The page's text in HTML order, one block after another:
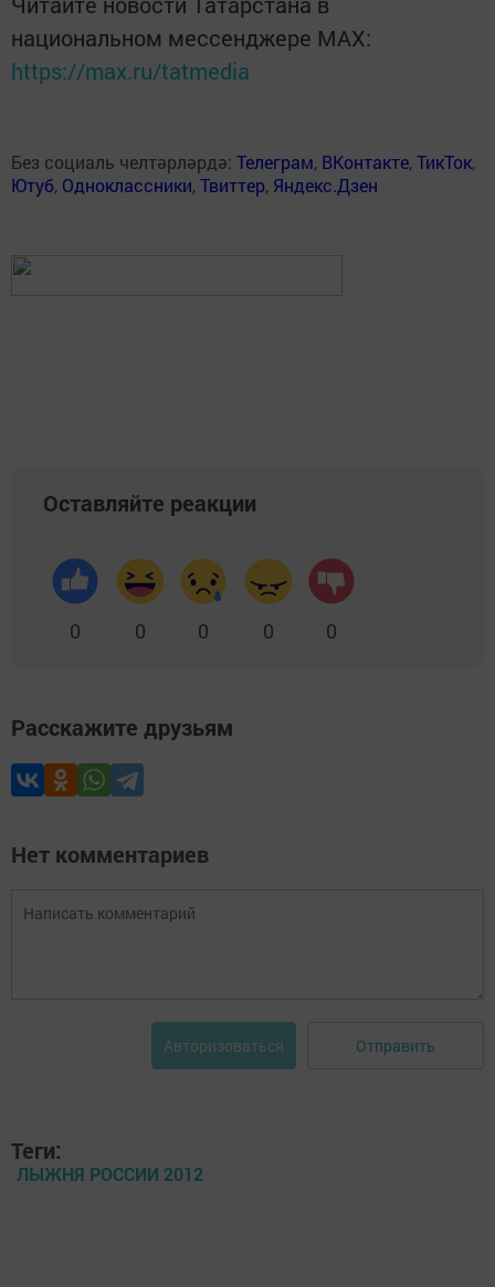
национальном мессенджере MАХ:
https://max.ru/tatmedia
Без социаль челтәрләрдә: Телеграм, ВКонтакте,ТикТок,
Ютуб, Одноклассники,Твиттер, Яндекс.Дзен
Оставляйте реакции
0 0 0 0 0
Расскажите друзьям
Нет комментариев
Авторизоваться Отправить
Теги:
ЛЫЖНЯ РОССИИ 2012